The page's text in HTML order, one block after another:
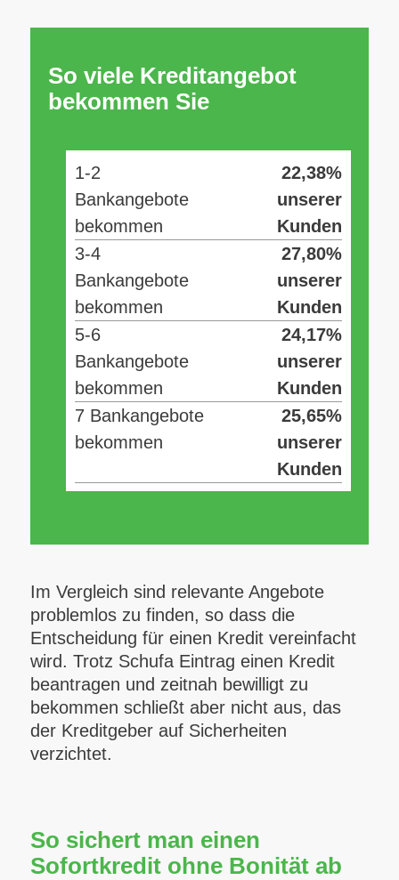
So viele Kreditangebot
bekommen Sie
1-2
Bankangebote
bekommen
22,38%
unserer
Kunden
3-4
Bankangebote
bekommen
27,80%
unserer
Kunden
5-6
Bankangebote
bekommen
24,17%
unserer
Kunden
7 Bankangebote
bekommen
25,65%
unserer
Kunden
Im Vergleich sind relevante Angebote
problemlos zu finden, so dass die
Entscheidung für einen Kredit vereinfacht
wird. Trotz Schufa Eintrag einen Kredit
beantragen und zeitnah bewilligt zu
bekommen schließt aber nicht aus, das
der Kreditgeber auf Sicherheiten
verzichtet.
So sichert man einen
Sofortkredit ohne Bonität ab